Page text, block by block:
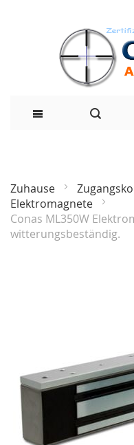
Zuhause
Elektromagnete
Conas ML350W
witterungsbeständig.